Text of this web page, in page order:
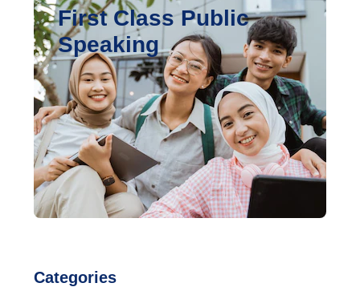
Categories
First Class Public
Speaking